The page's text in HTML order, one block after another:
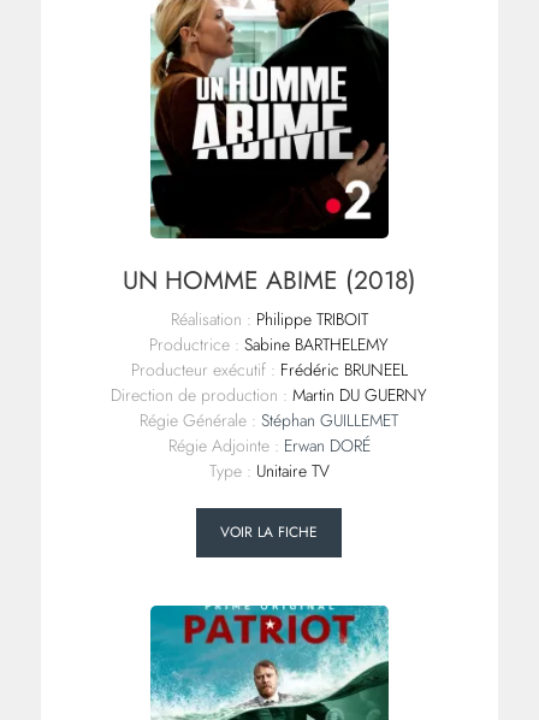
UN HOMME ABIME (2018)
Réalisation : Philippe TRIBOIT
Productrice : Sabine BARTHELEMY
Producteur exécutif : Frédéric BRUNEEL
Direction de production : Martin DU GUERNY
Régie Générale : Stéphan GUILLEMET
Régie Adjointe : Erwan DORÉ
Type : Unitaire TV
VOIR LA FICHE